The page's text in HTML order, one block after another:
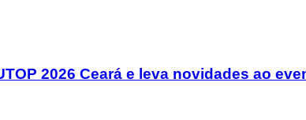
2026 Ceará e leva novidades ao